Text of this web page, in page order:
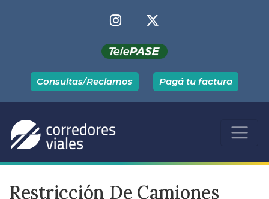
Consultas/Reclamos Pagá tu factura
Restricción De Camiones